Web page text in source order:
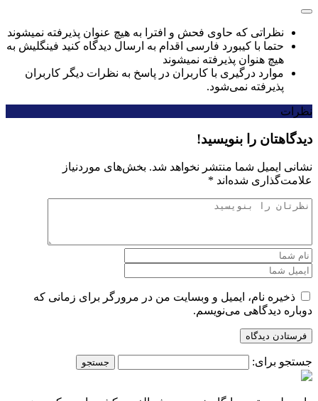
نظراتی که حاوی فحش و افترا به هیچ عنوان پذیرفته نمیشوند
حتما با کیبورد فارسی اقدام به ارسال دیدگاه کنید فینگلیش به
هیچ هنوان پذیرفته نمیشوند
موارد درگیری با کاربران در پاسخ به نظرات دیگر کاربران
پذیرفته نمی‌شود.
نظرات
دیدگاهتان را بنویسید!
نشانی ایمیل شما منتشر نخواهد شد. بخش‌های موردنیاز
علامت‌گذاری شده‌اند *
ذخیره نام، ایمیل و وبسایت من در مرورگر برای زمانی که
دوباره دیدگاهی می‌نویسم.
جستجو برای: